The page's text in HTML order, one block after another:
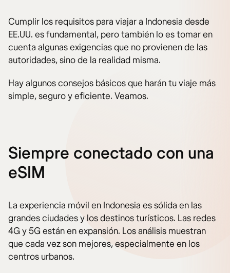
Cumplir los requisitos para viajar a Indonesia desde
EE.UU. es fundamental, pero también lo es tomar en
cuenta algunas exigencias que no provienen de las
autoridades, sino de la realidad misma.
Hay algunos consejos básicos que harán tu viaje más
simple, seguro y eficiente. Veamos.
Siempre conectado con una
eSIM
La experiencia móvil en Indonesia es sólida en las
grandes ciudades y los destinos turísticos. Las redes
4G y 5G están en expansión. Los análisis muestran
que cada vez son mejores, especialmente en los
centros urbanos.